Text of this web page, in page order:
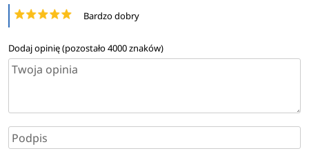
Bardzo dobry
Dodaj opinię (pozostało4000znaków)